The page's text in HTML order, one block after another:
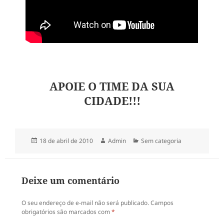
APOIE O TIME DA SUA
CIDADE!!!
Publicado
18 de abril de 2010 Autor
Admin Categorias
Sem categoria
Deixe um comentário
O seu endereço de e-mail não será publicado.Campos
obrigatórios são marcados com*